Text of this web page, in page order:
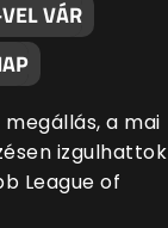
VÁR
a mai
izgulhattok
League of